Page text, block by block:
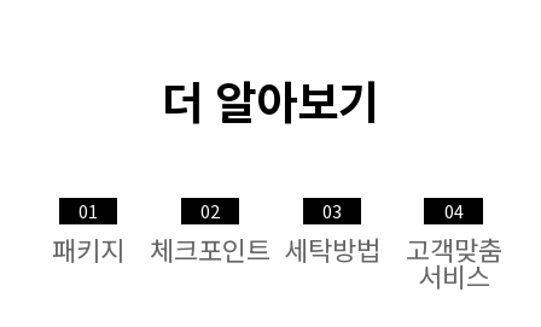
더 알아보기
01
패키지
02
체크포인트
03
세탁방법
04
고객맞춤
서비스